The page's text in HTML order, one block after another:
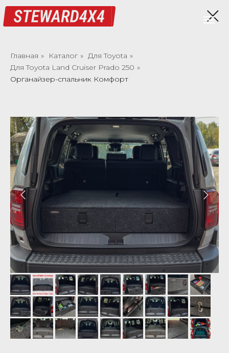
Главная » Каталог » Для Toyota »
Для Toyota Land Cruiser Prado 250 »
Органайзер-спальник Комфорт